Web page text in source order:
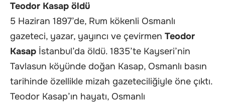
Teodor Kasap öldü
5 Haziran 1897’de, Rum kökenli Osmanlı
gazeteci, yazar, yayıncı ve çevirmen Teodor
Kasap İstanbul’da öldü. 1835’te Kayseri’nin
Tavlasun köyünde doğan Kasap, Osmanlı basın
tarihinde özellikle mizah gazeteciliğiyle öne çıktı.
Teodor Kasap’ın hayatı, Osmanlı